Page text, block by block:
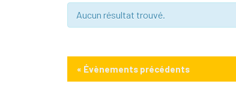
Aucun résultat trouvé.
« Évènements précédents